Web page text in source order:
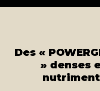
Des «
» denses